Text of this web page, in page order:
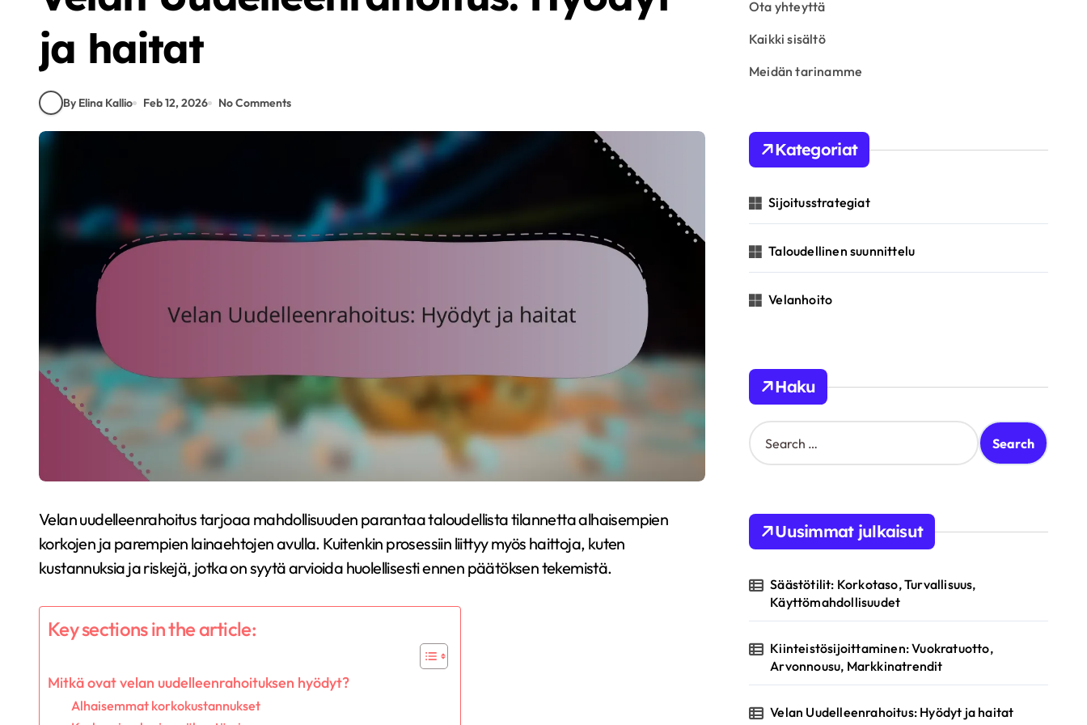
ja haitat
By Elina Kallio Feb 12, 2026 No Comments
Velan uudelleenrahoitus tarjoaa mahdollisuuden parantaa taloudellista tilannetta alhaisempien
korkojen ja parempien lainaehtojen avulla. Kuitenkin prosessiin liittyy myös haittoja, kuten
kustannuksia ja riskejä, jotka on syytä arvioida huolellisesti ennen päätöksen tekemistä.
Key sections in the article:
Mitkä ovat velan uudelleenrahoituksen hyödyt?
Alhaisemmat korkokustannukset
Ota yhteyttä
Kaikki sisältö
Meidän tarinamme
Kategoriat
Sijoitusstrategiat
Taloudellinen suunnittelu
Velanhoito
Haku
S
e
h
o
:
Uusimmat julkaisut
Säästötilit: Korkotaso, Turvallisuus,
Käyttömahdollisuudet
Kiinteistösijoittaminen: Vuokratuotto,
Arvonnousu, Markkinatrendit
Velan Uudelleenrahoitus: Hyödyt ja haitat